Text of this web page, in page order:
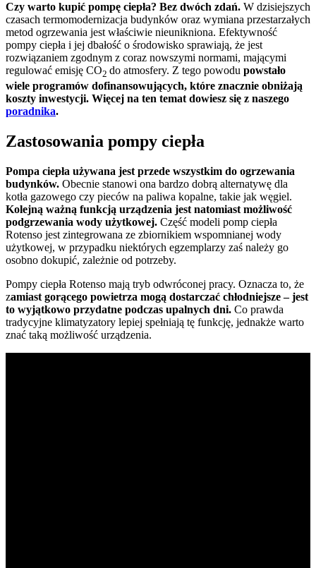
Czy warto kupić pompę ciepła? Bez dwóch zdań. W dzisiejszych
czasach termomodernizacja budynków oraz wymiana przestarzałych
metod ogrzewania jest właściwie nieunikniona. Efektywność
pompy ciepła i jej dbałość o środowisko sprawiają, że jest
rozwiązaniem zgodnym z coraz nowszymi normami, mającymi
regulować emisję CO2 do atmosfery. Z tego powodu powstało
wiele programów dofinansowujących, które znacznie obniżają
koszty inwestycji. Więcej na ten temat dowiesz się z naszego
poradnika.
Zastosowania pompy ciepła
Pompa ciepła używana jest przede wszystkim do ogrzewania
budynków. Obecnie stanowi ona bardzo dobrą alternatywę dla
kotła gazowego czy pieców na paliwa kopalne, takie jak węgiel.
Kolejną ważną funkcją urządzenia jest natomiast możliwość
podgrzewania wody użytkowej. Część modeli pomp ciepła
Rotenso jest zintegrowana ze zbiornikiem wspomnianej wody
użytkowej, w przypadku niektórych egzemplarzy zaś należy go
osobno dokupić, zależnie od potrzeby.
Pompy ciepła Rotenso mają tryb odwróconej pracy. Oznacza to, że
zamiast gorącego powietrza mogą dostarczać chłodniejsze– jest
to wyjątkowo przydatne podczas upalnych dni. Co prawda
tradycyjne klimatyzatory lepiej spełniają tę funkcję, jednakże warto
znać taką możliwość urządzenia.